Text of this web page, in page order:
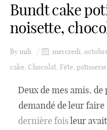
Bundt cake
noisette,
Bymili mercredi, octobre
cake, Chocolat, Fête, patisserie
Deux de mes amis, de
demandé de leur faire
dernière foisleur